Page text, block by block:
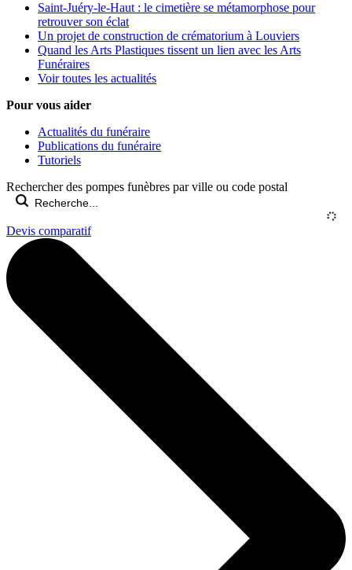
Saint-Juéry-le-Haut : le cimetière se métamorphose pour
retrouver son éclat
Un projet de construction de crématorium à Louviers
Quand les Arts Plastiques tissent un lien avec les Arts
Funéraires
Voir toutes les actualités
Pour vous aider
Actualités du funéraire
Publications du funéraire
Tutoriels
Rechercher des pompes funèbres par ville ou code postal
Devis comparatif